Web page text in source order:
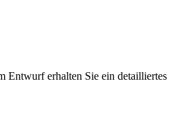
Entwurf erhalten Sie ein detailliertes